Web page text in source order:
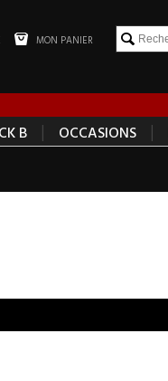
MON PANIER
B | OCCASIONS |